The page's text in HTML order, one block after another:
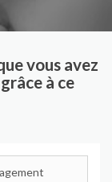
vous avez
à ce